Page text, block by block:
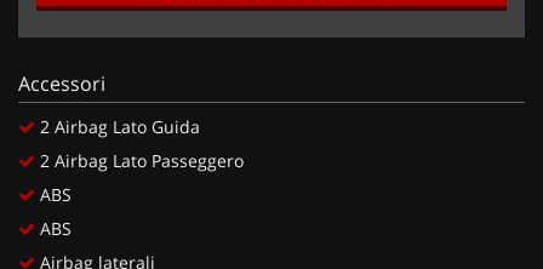
Accessori
2 Airbag Lato Guida
2 Airbag Lato Passeggero
ABS
ABS
Airbag laterali